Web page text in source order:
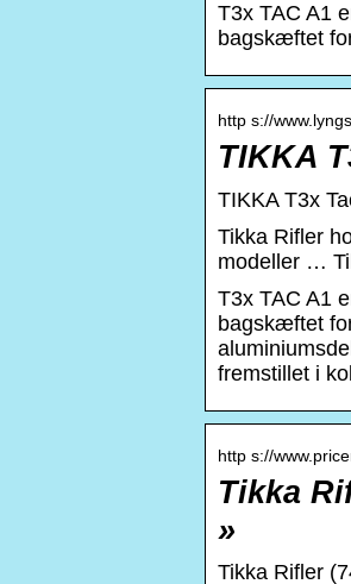
T3x TAC A1
bagskæftet
http s://
TIKKA
TIKKA T3x
Tikka Rifler
modeller …
T3x TAC A1
bagskæftet
fremstillet i
http s://
Tikka
»
Tikka Rifler